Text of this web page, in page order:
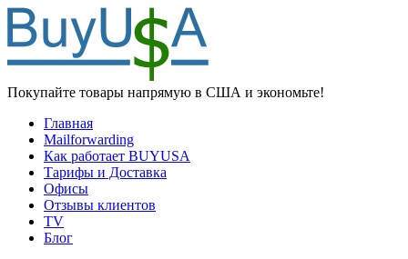
Покупайте товары напрямую в США и экономьте!
Главная
Mailforwarding
Как работает BUYUSA
Тарифы и Доставка
Офисы
Отзывы клиентов
TV
Блог